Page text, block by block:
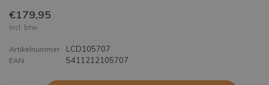
€179,95
Incl. btw
Artikelnummer LCD105707
EAN 5411212105707